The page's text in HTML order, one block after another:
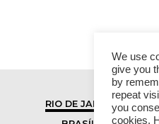
RIO DE JANEIRO
We use
give you
by
repeat
you
cookies.